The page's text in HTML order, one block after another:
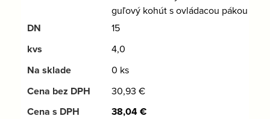
guľový kohút s ovládacou pákou
15
4,0
0 ks
30,93 €
38,04€